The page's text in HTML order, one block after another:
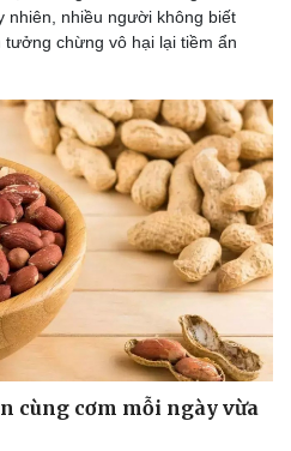
nhiên, nhiều người không biết
chừng vô hại lại tiềm ẩn
cùng cơm mỗi ngày vừa